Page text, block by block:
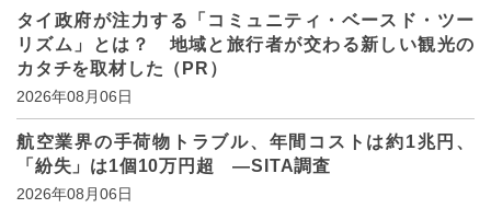
タイ政府が注力する「コミュニティ・ベースド・ツー
リズム」とは？ 地域と旅行者が交わる新しい観光の
カタチを取材した（PR）
2026年08月06日
航空業界の手荷物トラブル、年間コストは約1兆円、
「紛失」は1個10万円超 ―SITA調査
2026年08月06日